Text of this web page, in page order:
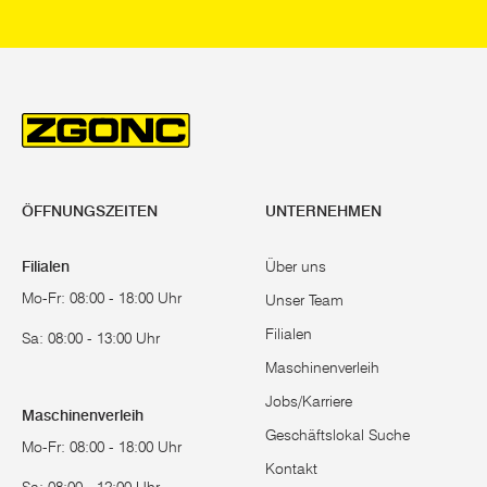
also stets
also besser
Alles
Ein Garten
zum Ziel
hinsichtlich
ZGONC
ÖFFNUNGSZEITEN
Filialen
Mo-Fr: 08:00 - 18:00 Uhr
Sa: 08:00 - 13:00 Uhr
Maschinenverleih
Mo-Fr: 08:00 - 18:00 Uhr
UNTERNEHMEN
Über uns
Unser Team
Filialen
Maschinenverleih
Jobs/Karriere
Geschäftslokal Suche
Kontakt